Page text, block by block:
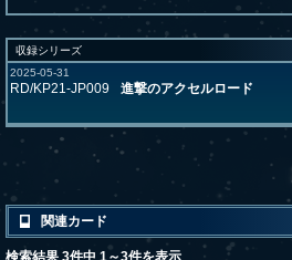
収録シリーズ
2025-05-31
RD/KP21-JP009 進撃のアクセルロード
関連カード
検索結果 3件中 1～3件を表示